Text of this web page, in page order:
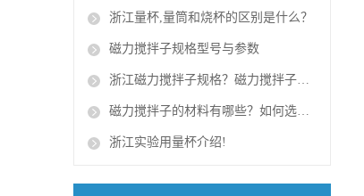
浙江量杯,量筒和烧杯的区别是什么？​
磁力搅拌子规格型号与参数
浙江磁力搅拌子规格？磁力搅拌子的使用方法？
磁力搅拌子的材料有哪些？如何选择磁力搅拌子？
浙江实验用量杯介绍!​